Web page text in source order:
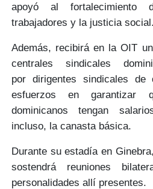
apoyó al fortalecimiento
trabajadores y la justicia social.
Además, recibirá en la OIT
centrales sindicales
por dirigentes sindicales de
esfuerzos en garantizar
dominicanos tengan
incluso, la canasta básica.
Durante su estadía en
sostendrá reuniones
personalidades allí presentes.